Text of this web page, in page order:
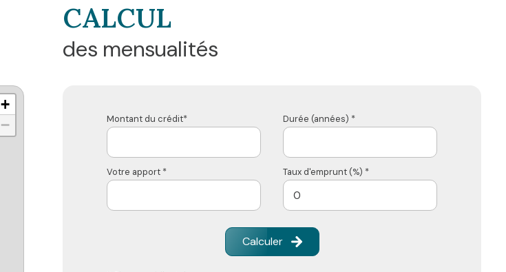
+
−
CALCUL
des mensualités
Montant du crédit* Durée (années) *
Votre apport * Taux d'emprunt (%) *
Calculer